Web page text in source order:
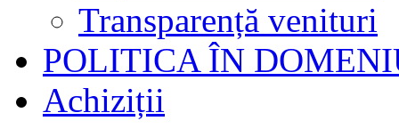
Transparență venituri
POLITICA ÎN
Achiziții